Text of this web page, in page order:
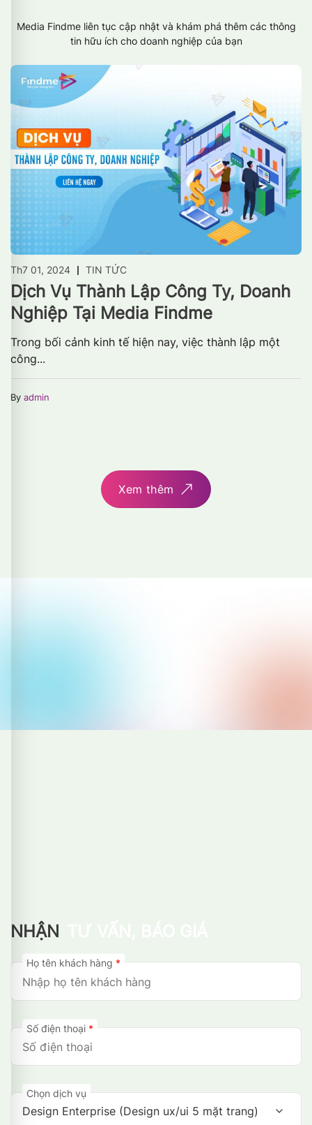
Media Findme liên tục cập nhật và khám phá thêm các thông
tin hữu ích cho doanh nghiệp của bạn
Th7 01, 2024 TIN TỨC
Dịch Vụ Thành Lập Công Ty, Doanh
Nghiệp Tại Media Findme
Trong bối cảnh kinh tế hiện nay, việc thành lập một
công...
By admin
Xem thêm
NHẬN
Họ tên khách hàng *
Số điện thoại *
Chọn dịch vụ